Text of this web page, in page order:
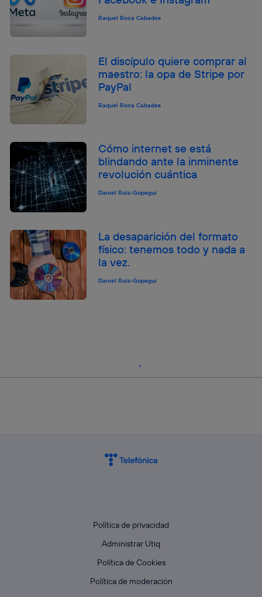
Raquel Roca Cabades
El discípulo quiere comprar al
maestro: la opa de Stripe por
PayPal
Raquel Roca Cabades
Cómo internet se está
blindando ante la inminente
revolución cuántica
Daniel Ruiz-Gopegui
La desaparición del formato
físico: tenemos todo y nada a
la vez.
Daniel Ruiz-Gopegui
Política de privacidad
Administrar Utiq
Política de Cookies
Política de moderación